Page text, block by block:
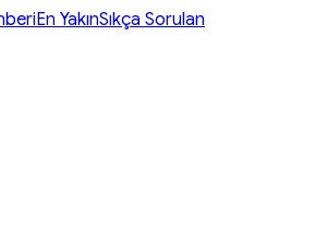
En YakınSıkça Sorulan